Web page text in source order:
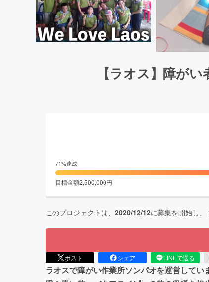
【ラオス】障が
71%達成
目標金額2,500,000円
このプロジェクトは、 2020/12/12に募集を開始し、
ポスト シェア LINEで送る
ラオスで障がい作業所ソンパオを運営して